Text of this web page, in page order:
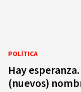
POLÍTICA
Hay
(nuevos)